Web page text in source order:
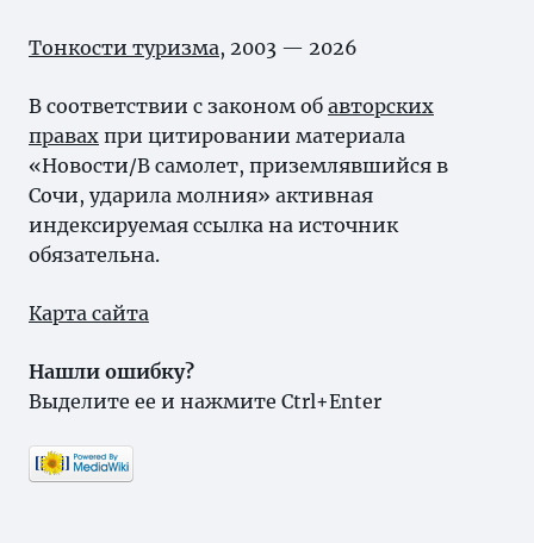
Тонкости туризма, 2003 — 2026
В соответствии с законом об авторских
правах при цитировании материала
«Новости/В самолет, приземлявшийся в
Сочи, ударила молния» активная
индексируемая ссылка на источник
обязательна.
Карта сайта
Нашли ошибку?
Выделите ее и нажмите Ctrl+Enter